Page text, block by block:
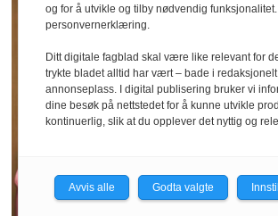
og for å utvikle og tilby nødvendig
personvernerklæring.
Ditt digitale fagblad skal være like relevant for
trykte bladet alltid har vært – bade i
annonseplass. I digital publisering bruker vi
dine besøk på nettstedet for å kunne utvikle
kontinuerlig, slik at du opplever det nyttig og
Avvis alle Godta valgte